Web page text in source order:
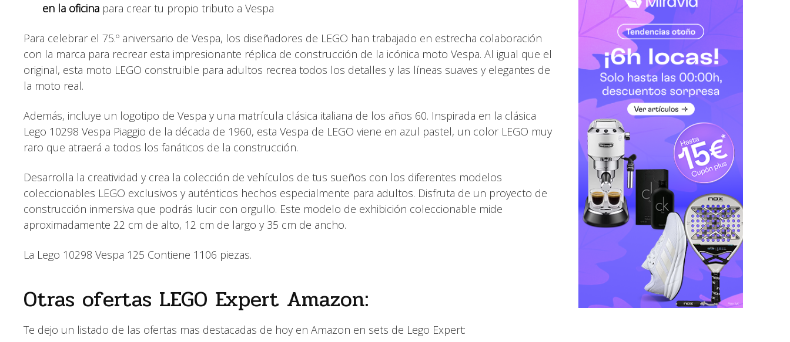
en la oficina para crear tu propio tributo a Vespa
Para celebrar el 75.º aniversario de Vespa, los diseñadores de LEGO han trabajado en estrecha colaboración
con la marca para recrear esta impresionante réplica de construcción de la icónica moto Vespa. Al igual que el
original, esta moto LEGO construible para adultos recrea todos los detalles y las líneas suaves y elegantes de
la moto real.
Además, incluye un logotipo de Vespa y una matrícula clásica italiana de los años 60. Inspirada en la clásica
Lego 10298 Vespa Piaggio de la década de 1960, esta Vespa de LEGO viene en azul pastel, un color LEGO muy
raro que atraerá a todos los fanáticos de la construcción.
Desarrolla la creatividad y crea la colección de vehículos de tus sueños con los diferentes modelos
coleccionables LEGO exclusivos y auténticos hechos especialmente para adultos. Disfruta de un proyecto de
construcción inmersiva que podrás lucir con orgullo. Este modelo de exhibición coleccionable mide
aproximadamente 22 cm de alto, 12 cm de largo y 35 cm de ancho.
La Lego 10298 Vespa 125 Contiene 1106 piezas.
Otras ofertas LEGO Expert Amazon:
Te dejo un listado de las ofertas mas destacadas de hoy en Amazon en sets de Lego Expert: